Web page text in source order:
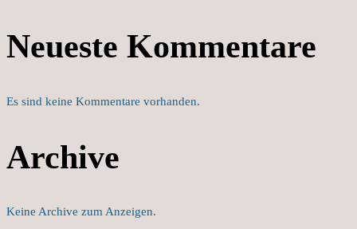
Neueste Kommentare
Es sind keine Kommentare vorhanden.
Archive
Keine Archive zum Anzeigen.